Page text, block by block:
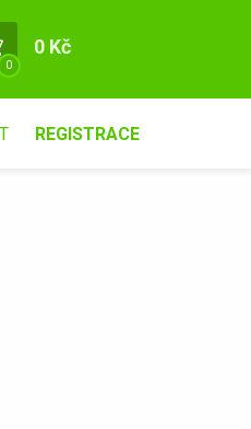
0
0 Kč
REGISTRACE